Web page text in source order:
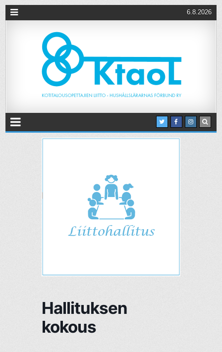
6.8.2026
Hallituksen
kokous